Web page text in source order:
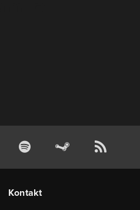
Kontakt